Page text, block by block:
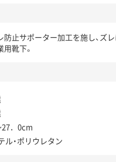
止サポーター加工を施し、ズ
靴下。
27．0cm
ル・ポリウレタン